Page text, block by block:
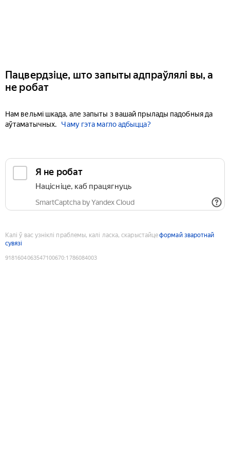
Пацвердзіце, што запыты адпраўлялі вы, а
не робат
Нам вельмі шкада, але запыты з вашай прылады падобныя да
аўтаматычных.
Чаму гэта магло адбыцца?
Я не робат
Націсніце, каб працягнуць
SmartCaptcha by Yandex Cloud
Калі ў вас узніклі праблемы, калі ласка, скарыстайцеформай зваротнай
сувязі
9181604063547100670:1786084003